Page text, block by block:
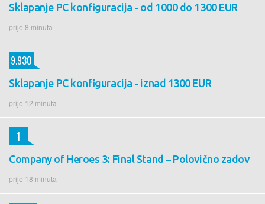
Sklapanje PC konfiguracija - od 1000 do 1300 EUR
prije 8 minuta
Sklapanje PC konfiguracija - iznad 1300 EUR
prije 12 minuta
9.930
Company of Heroes 3: Final Stand – Polovično zadov
prije 18 minuta
1